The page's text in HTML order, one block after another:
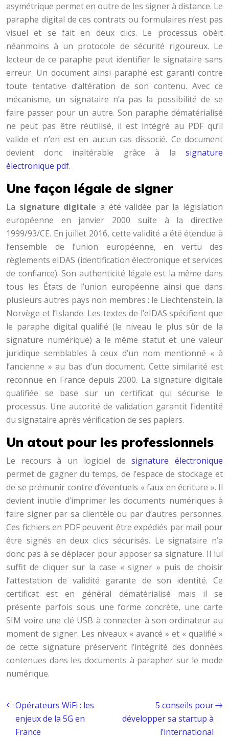
asymétrique permet en outre de les signer à distance. Le
paraphe digital de ces contrats ou formulaires n’est pas
visuel et se fait en deux clics. Le processus obéit
néanmoins à un protocole de sécurité rigoureux. Le
lecteur de ce paraphe peut identifier le signataire sans
erreur. Un document ainsi paraphé est garanti contre
toute tentative d’altération de son contenu. Avec ce
mécanisme, un signataire n’a pas la possibilité de se
faire passer pour un autre. Son paraphe dématérialisé
ne peut pas être réutilisé, il est intégré au PDF qu’il
valide et n’en est en aucun cas dissocié. Ce document
devient donc inaltérable grâce à la signature
électronique pdf.
Une façon légale de signer
La signature digitale a été validée par la législation
européenne en janvier 2000 suite à la directive
1999/93/CE. En juillet 2016, cette validité a été étendue à
l’ensemble de l’union européenne, en vertu des
règlements eIDAS (identification électronique et services
de confiance). Son authenticité légale est la même dans
tous les États de l’union européenne ainsi que dans
plusieurs autres pays non membres : le Liechtenstein, la
Norvège et l’Islande. Les textes de l’eIDAS spécifient que
le paraphe digital qualifié (le niveau le plus sûr de la
signature numérique) a le même statut et une valeur
juridique semblables à ceux d’un nom mentionné « à
l’ancienne » au bas d’un document. Cette similarité est
reconnue en France depuis 2000. La signature digitale
qualifiée se base sur un certificat qui sécurise le
processus. Une autorité de validation garantit l’identité
du signataire après vérification de ses papiers.
Un atout pour les professionnels
Le recours à un logiciel designature électronique
permet de gagner du temps, de l’espace de stockage et
de se prémunir contre d’éventuels « faux en écriture ». Il
devient inutile d’imprimer les documents numériques à
faire signer par sa clientèle ou par d’autres personnes.
Ces fichiers en PDF peuvent être expédiés par mail pour
être signés en deux clics sécurisés. Le signataire n’a
donc pas à se déplacer pour apposer sa signature. Il lui
suffit de cliquer sur la case « signer » puis de choisir
l’attestation de validité garante de son identité. Ce
certificat est en général dématérialisé mais il se
présente parfois sous une forme concrète, une carte
SIM voire une clé USB à connecter à son ordinateur au
moment de signer. Les niveaux « avancé » et « qualifié »
de cette signature préservent l’intégrité des données
contenues dans les documents à parapher sur le mode
numérique.
Opérateurs WiFi : les
enjeux de la 5G en
France
5 conseils pour
développer sa startup à
l’international